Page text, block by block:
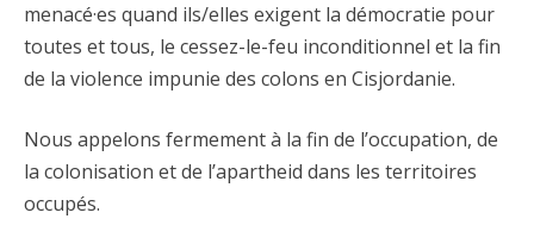
menacé·es quand ils/elles exigent la démocratie pour
toutes et tous, le cessez-le-feu inconditionnel et la fin
de la violence impunie des colons en Cisjordanie.
Nous appelons fermement à la fin de l’occupation, de
la colonisation et de l’apartheid dans les territoires
occupés.